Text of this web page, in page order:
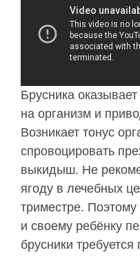
Брусника
на организм и
Возникает тонус
спровоцировать
выкидыш. Не
ягоду в лечебных
триместре.
и своему ребёнку
брусники